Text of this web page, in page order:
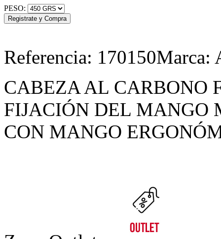
PESO:
Referencia: 170150Marca:
CABEZA AL CARBONO
FIJACIÓN DEL MANGO
CON MANGO